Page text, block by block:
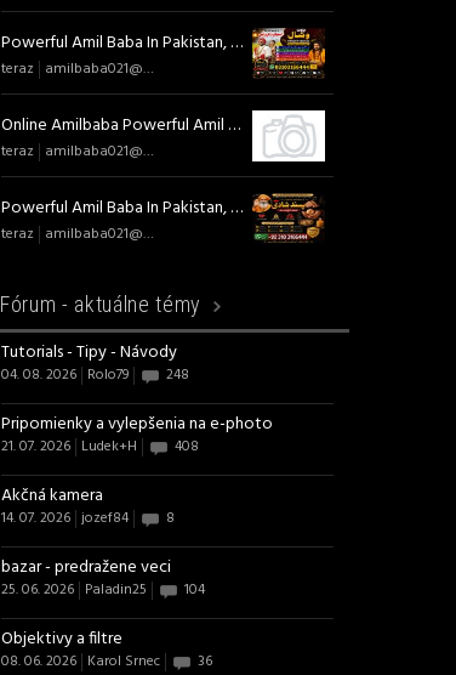
Powerful Amil Baba In Pakistan, No 1 Authentic Amil Baba In Lahore, Best Amil Baba In Islamabad, International Amil Baba UK USA,
teraz amilbaba021@gmail.com
Online Amilbaba Powerful Amil Baba In Pakistan, No 1 Authentic Amil Baba In Lahore, Best Amil Baba In Islamabad, International A
teraz amilbaba021@gmail.com
Powerful Amil Baba In Pakistan, No 1 Authentic Amil Baba In Lahore, Best Amil Baba In Islamabad, International Amil Baba UK USA,
teraz amilbaba021@gmail.com
Fórum - aktuálne témy
Tutorials - Tipy - Návody
04. 08. 2026 Rolo79 248
Pripomienky a vylepšenia na e-photo
21. 07. 2026 Ludek+H 408
Akčná kamera
14. 07. 2026 jozef84 8
bazar - predražene veci
25. 06. 2026 Paladin25 104
Objektivy a filtre
08. 06. 2026 Karol Srnec 36